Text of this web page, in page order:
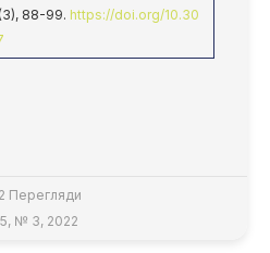
88-99. https://doi.org/10.30
Перегляди
№ 3, 2022